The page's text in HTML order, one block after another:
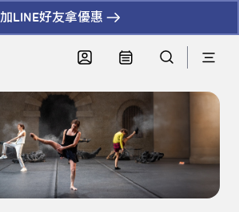
加LINE好友拿優惠